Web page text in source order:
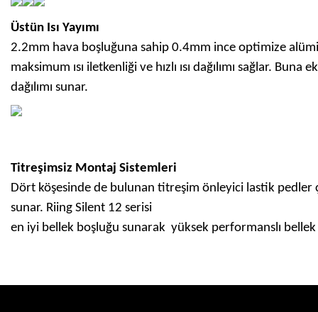
Üstün Isı Yayımı
2.2mm hava boşluğuna sahip 0.4mm ince optimize
maksimum ısı iletkenliği ve hızlı ısı dağılımı sağlar.
dağılımı sunar.
Titreşimsiz Montaj Sistemleri
Dört köşesinde de bulunan titreşim önleyici lastik pedler
sunar. Riing Silent 12 serisi
en iyi bellek boşluğu sunarak yüksek performanslı